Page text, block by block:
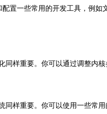
一些常用的开发工具，例如
重要。你可以通过调整内核
样重要。你可以使用一些常用